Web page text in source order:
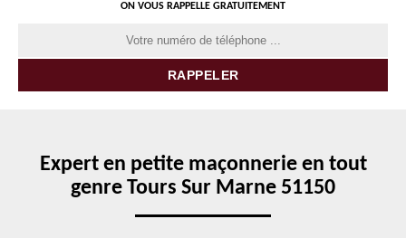
ON VOUS RAPPELLE GRATUITEMENT
Expert en petite maçonnerie en tout
genre Tours Sur Marne 51150